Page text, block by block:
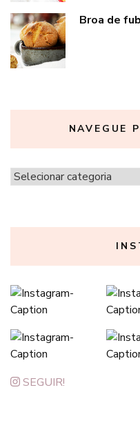
Broa de
NAVEGUE
Navegue
SEGUIR!